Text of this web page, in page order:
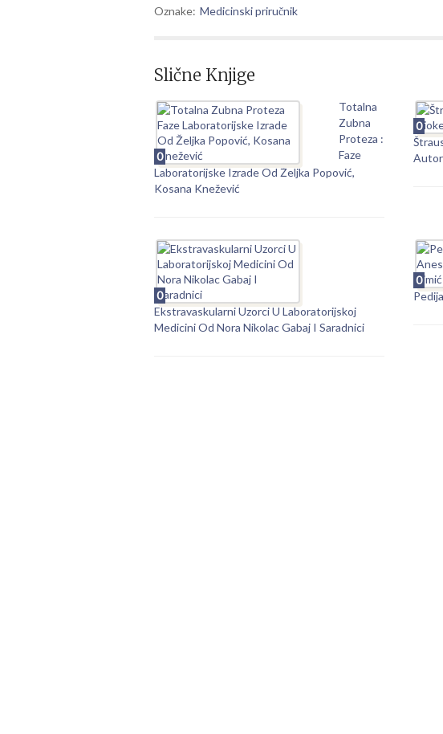
Oznake: Medicinski priručnik
Slične Knjige
0
Totalna
Zubna
Proteza :
Faze
Laboratorijske Izrade Od Željka Popović,
Kosana Knežević
0
0
Ekstravaskularni Uzorci U Laboratorijskoj
Medicini Od Nora Nikolac Gabaj I Saradnici
0